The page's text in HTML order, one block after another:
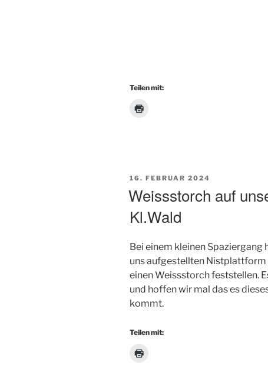
Teilen mit:
VERÖFFENTLICHT
16. FEBRUAR 2024
Weissstorch auf
Kl.Wald
Bei einem kleinen
uns aufgestellten Nistplattform
einen Weissstorch feststellen.
und hoffen wir mal das es
kommt.
Teilen mit: